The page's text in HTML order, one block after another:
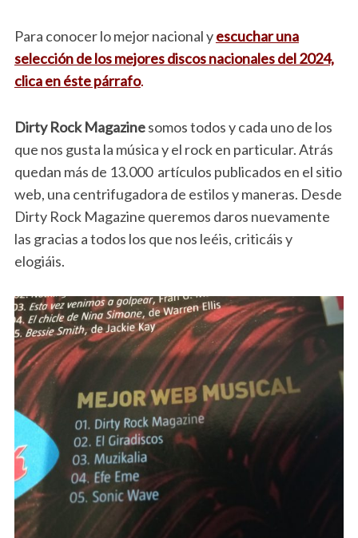
Para conocer lo mejor nacional yescuchar una
selección de los mejores discos nacionales del 2024,
clica en éste párrafo.
Dirty Rock Magazinesomos todos y cada uno de los
que nos gusta la música y el rock en particular. Atrás
quedan más de 13.000 artículos publicados en el sitio
web, una centrifugadora de estilos y maneras. Desde
Dirty Rock Magazine queremos daros nuevamente
las gracias a todos los que nos leéis, criticáis y
elogiáis.